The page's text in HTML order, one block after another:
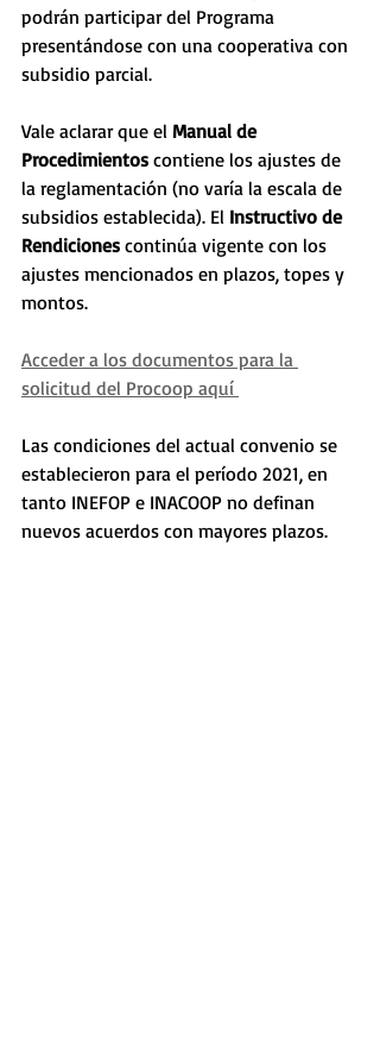
podrán participar del Programa
presentándose con una cooperativa con
subsidio parcial.
Vale aclarar que el Manual de
Procedimientos contiene los ajustes de
la reglamentación (no varía la escala de
subsidios establecida). El Instructivo de
Rendiciones continúa vigente con los
ajustes mencionados en plazos, topes y
montos.
Acceder a los documentos para la
solicitud del Procoop aquí
Las condiciones del actual convenio se
establecieron para el período 2021, en
tanto INEFOP e INACOOP no definan
nuevos acuerdos con mayores plazos.